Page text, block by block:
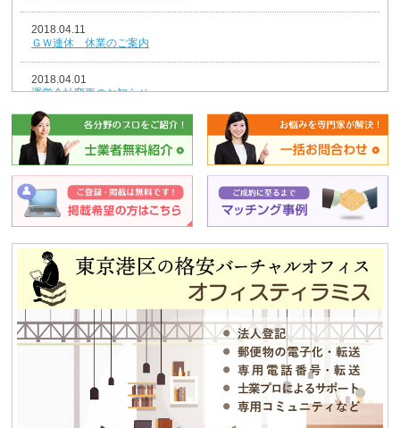
2018.04.11
ＧＷ連休 休業のご案内
2018.04.01
運営会社変更のお知らせ
2018.01.04
新年のごあいさつ
2017.12.26
年末年始休業のお知らせ
2014.08.07
夏期休業のお知らせ
2013.12.25
平成25年冬季休暇のお知らせ
2013.08.12
夏期休業のお知らせ
独立・移転をお考えの方、必見！！格安合同貸事務所のご紹介！！